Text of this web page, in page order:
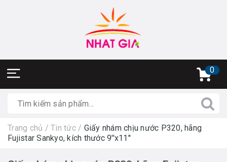
0
Trang chủ / Tin tức / Giấy nhám chịu nước P320, hãng
Fujistar Sankyo, kích thước 9''x11''